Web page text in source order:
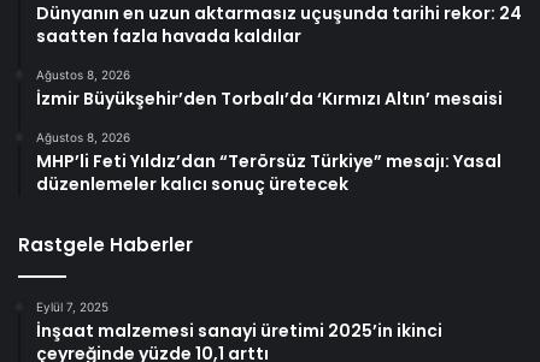
Dünyanın en uzun aktarmasız uçuşunda tarihi rekor: 24
saatten fazla havada kaldılar
Ağustos 8, 2026
İzmir Büyükşehir’den Torbalı’da ‘Kırmızı Altın’ mesaisi
Ağustos 8, 2026
MHP’li Feti Yıldız’dan “Terörsüz Türkiye” mesajı: Yasal
düzenlemeler kalıcı sonuç üretecek
Rastgele Haberler
Eylül 7, 2025
İnşaat malzemesi sanayi üretimi 2025’in ikinci
çeyreğinde yüzde 10,1 arttı